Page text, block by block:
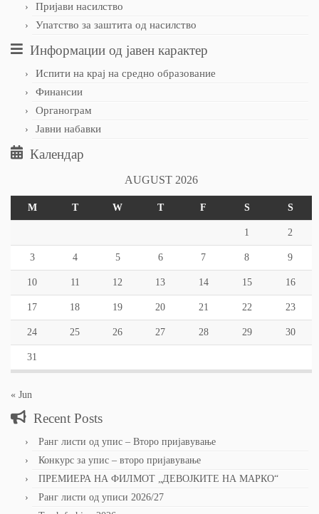
Пријави насилство
Упатство за заштита од насилство
Информации од јавен карактер
Испити на крај на средно образование
Финансии
Органограм
Јавни набавки
Календар
AUGUST 2026
M T W T F S S
1 2
3 4 5 6 7 8 9
10 11 12 13 14 15 16
17 18 19 20 21 22 23
24 25 26 27 28 29 30
31
« Jun
Recent Posts
Ранг листи од упис – Второ пријавување
Конкурс за упис – второ пријавување
ПРЕМИЕРА НА ФИЛМОТ „ДЕВОЈКИТЕ НА МАРКО“
Ранг листи од уписи 2026/27